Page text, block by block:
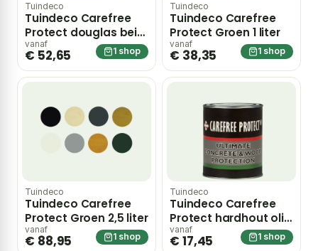
Tuindeco
Tuindeco Carefree
Protect douglas beits
2,5 liter – hout
vanaf
€ 52,65 1 shop
Tuindeco
Tuindeco Carefree
Protect Groen 1 liter
vanaf
€ 38,35 1 shop
Tuindeco
Tuindeco Carefree
Protect Groen 2,5 liter
vanaf
€ 88,95 1 shop
Tuindeco
Tuindeco Carefree
Protect hardhout olie
0,75 liter – hout
vanaf
€ 17,45 1 shop